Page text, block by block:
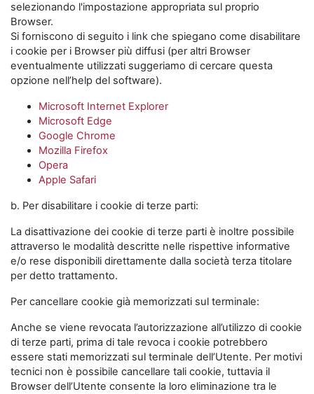
selezionando l'impostazione appropriata sul proprio
Browser.
Si forniscono di seguito i link che spiegano come disabilitare
i cookie per i Browser più diffusi (per altri Browser
eventualmente utilizzati suggeriamo di cercare questa
opzione nell’help del software).
Microsoft Internet Explorer
Microsoft Edge
Google Chrome
Mozilla Firefox
Opera
Apple Safari
b. Per disabilitare i cookie di terze parti:
La disattivazione dei cookie di terze parti è inoltre possibile
attraverso le modalità descritte nelle rispettive informative
e/o rese disponibili direttamente dalla società terza titolare
per detto trattamento.
Per cancellare cookie già memorizzati sul terminale:
Anche se viene revocata l’autorizzazione all’utilizzo di cookie
di terze parti, prima di tale revoca i cookie potrebbero
essere stati memorizzati sul terminale dell’Utente. Per motivi
tecnici non è possibile cancellare tali cookie, tuttavia il
Browser dell’Utente consente la loro eliminazione tra le